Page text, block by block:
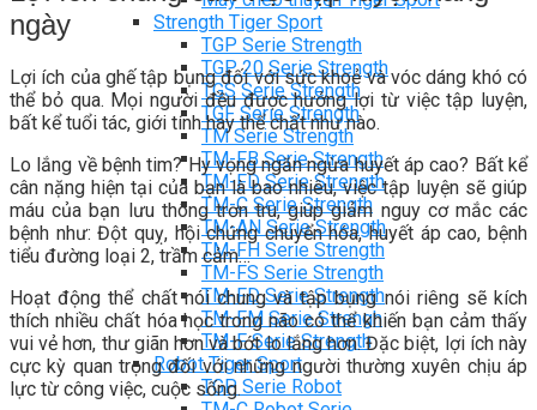
Strength Tiger Sport
TGP Serie Strength
TGP 20 Serie Strength
TGS Serie Strength
TGF Serie Strength
TM Serie Strength
TM-FB Serie Strength
TM-FD Serie Strength
TM-C Serie Strength
TM-AN Serie Strength
TM-FH Serie Strength
TM-FS Serie Strength
TM-FD Serie Strength
TM-FM Serie Strengh
TM-F Serie Strength
Robot Tiger Sport
TGP Serie Robot
ngày
Lợi ích của ghế tập bụng đối với sức khoẻ và vóc dáng khó có
thể bỏ qua. Mọi người đều được hưởng lợi từ việc tập luyện,
bất kể tuổi tác, giới tính hay thể chất như nào.
Lo lắng về bệnh tim? Hy vọng ngăn ngừa huyết áp cao? Bất kể
cân nặng hiện tại của bạn là bao nhiêu, việc tập luyện sẽ giúp
máu của bạn lưu thông trơn tru, giúp giảm nguy cơ mắc các
bệnh như: Đột quỵ, hội chứng chuyển hóa, huyết áp cao, bệnh
tiểu đường loại 2, trầm cảm…
Hoạt động thể chất nói chung và tập bụng nói riêng sẽ kích
thích nhiều chất hóa học trong não có thể khiến bạn cảm thấy
vui vẻ hơn, thư giãn hơn và bớt lo lắng hơn. Đặc biệt, lợi ích này
cực kỳ quan trọng đối với những người thường xuyên chịu áp
lực từ công việc, cuộc sống.